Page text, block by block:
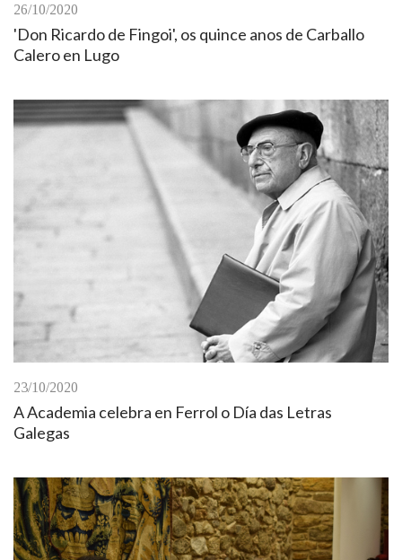
26/10/2020
'Don Ricardo de Fingoi', os quince anos de Carballo
Calero en Lugo
23/10/2020
A Academia celebra en Ferrol o Día das Letras
Galegas